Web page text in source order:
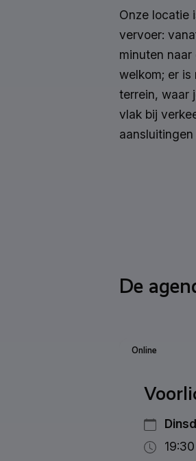
Onze locatie
vervoer:
minuten
welkom; er is
terrein, waar
vlak bij
De
Online